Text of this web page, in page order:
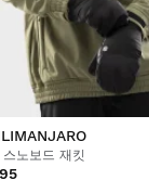
노보드 재킷